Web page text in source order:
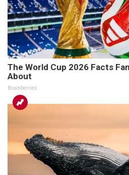
The World Cup 2026 Facts
About
Brainberries